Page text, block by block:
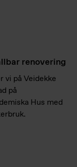
renovering
vi på Veidekke
på
Hus med